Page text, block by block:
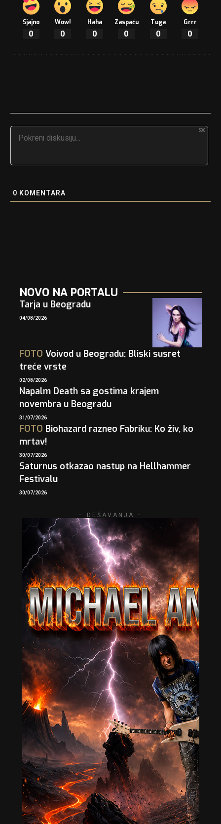
Sjajno
0
Wow!
0
Haha
0
Zaspaću
0
Tuga
0
Grrr
0
500
0 KOMENTARA
NOVO NA PORTALU
Tarja u Beogradu
04/08/2026
FOTO Voivod u Beogradu: Bliski susret
treće vrste
02/08/2026
Napalm Death sa gostima krajem
novembra u Beogradu
31/07/2026
FOTO Biohazard razneo Fabriku: Ko živ, ko
mrtav!
30/07/2026
Saturnus otkazao nastup na Hellhammer
Festivalu
30/07/2026
– DEŠAVANJA –